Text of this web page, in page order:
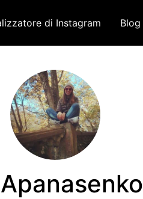
di Instagram Blog